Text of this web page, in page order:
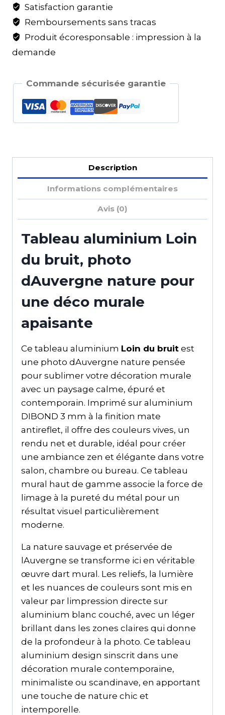
Satisfaction garantie
Remboursements sans tracas
Produit écoresponsable : impression à la
demande
Commande sécurisée garantie
Description
Informations complémentaires
Avis (0)
Tableau aluminium Loin
du bruit, photo
dAuvergne nature pour
une déco murale
apaisante
Ce tableau aluminium Loin du bruit est
une photo dAuvergne nature pensée
pour sublimer votre décoration murale
avec un paysage calme, épuré et
contemporain. Imprimé sur aluminium
DIBOND 3 mm à la finition mate
antireflet, il offre des couleurs vives, un
rendu net et durable, idéal pour créer
une ambiance zen et élégante dans votre
salon, chambre ou bureau. Ce tableau
mural haut de gamme associe la force de
limage à la pureté du métal pour un
résultat visuel particulièrement
moderne.
La nature sauvage et préservée de
lAuvergne se transforme ici en véritable
œuvre dart mural. Les reliefs, la lumière
et les nuances de couleurs sont mis en
valeur par limpression directe sur
aluminium blanc couché, avec un léger
brillant dans les zones claires qui donne
de la profondeur à la photo. Ce tableau
aluminium design sinscrit dans une
décoration murale contemporaine,
minimaliste ou scandinave, en apportant
une touche de nature chic et
intemporelle.